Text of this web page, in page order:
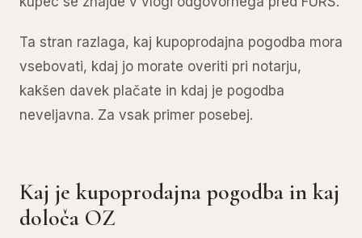
Ta stran razlaga, kaj kupoprodajna pogodba mora
vsebovati, kdaj jo morate overiti pri notarju,
kakšen davek plačate in kdaj je pogodba
neveljavna. Za vsak primer posebej.
Kaj je kupoprodajna pogodba in kaj
določa OZ